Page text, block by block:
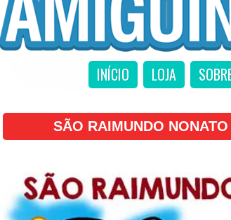
INÍCIO LOJA
SÃO RAIMUNDO